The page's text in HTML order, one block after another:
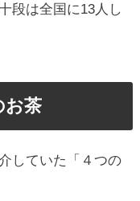
段は全国に13人し
お茶
していた「４つの